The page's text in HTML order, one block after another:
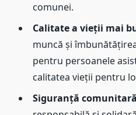
comunei.
Calitate a vieții mai
muncă și
pentru persoanele
calitatea vieții pentru
Siguranță comunitară